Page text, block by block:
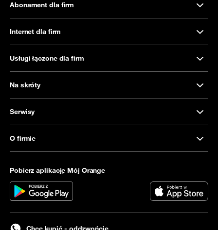
Abonament dla firm
Internet dla firm
Usługi łączone dla firm
Na skróty
Serwisy
O firmie
Pobierz aplikację Mój Orange